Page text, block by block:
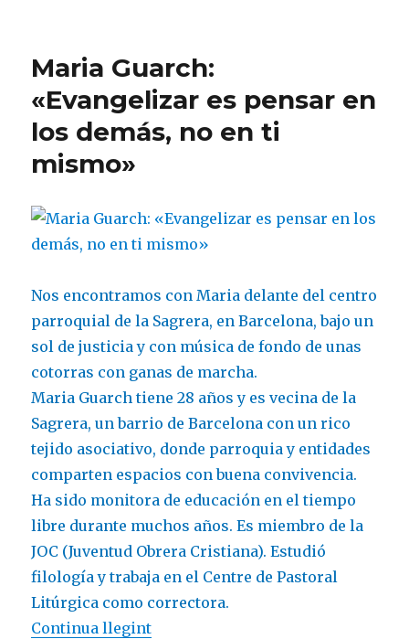
un
de
liturgia
Maria Guarch:
«Evangelizar es pensar en
los demás, no en ti
mismo»
Nos encontramos con Maria delante del centro
parroquial de la Sagrera, en Barcelona, bajo un
sol de justicia y con música de fondo de unas
cotorras con ganas de marcha.
Maria Guarch tiene 28 años y es vecina de la
Sagrera, un barrio de Barcelona con un rico
tejido asociativo, donde parroquia y entidades
comparten espacios con buena convivencia.
Ha sido monitora de educación en el tiempo
libre durante muchos años. Es miembro de la
JOC (Juventud Obrera Cristiana). Estudió
filología y trabaja en el Centre de Pastoral
Litúrgica como correctora.
Continua llegint«Maria Guarch: «Evangelizar es